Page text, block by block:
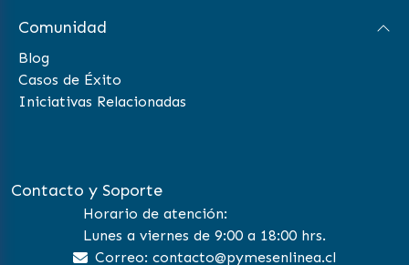
Comunidad
Blog
Casos de Éxito
Iniciativas Relacionadas
Contacto y Soporte
Horario de atención:
Lunes a viernes de 9:00 a 18:00 hrs.
Correo: contacto@pymesenlinea.cl